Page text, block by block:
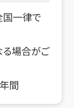
国一律で
場合がご
間